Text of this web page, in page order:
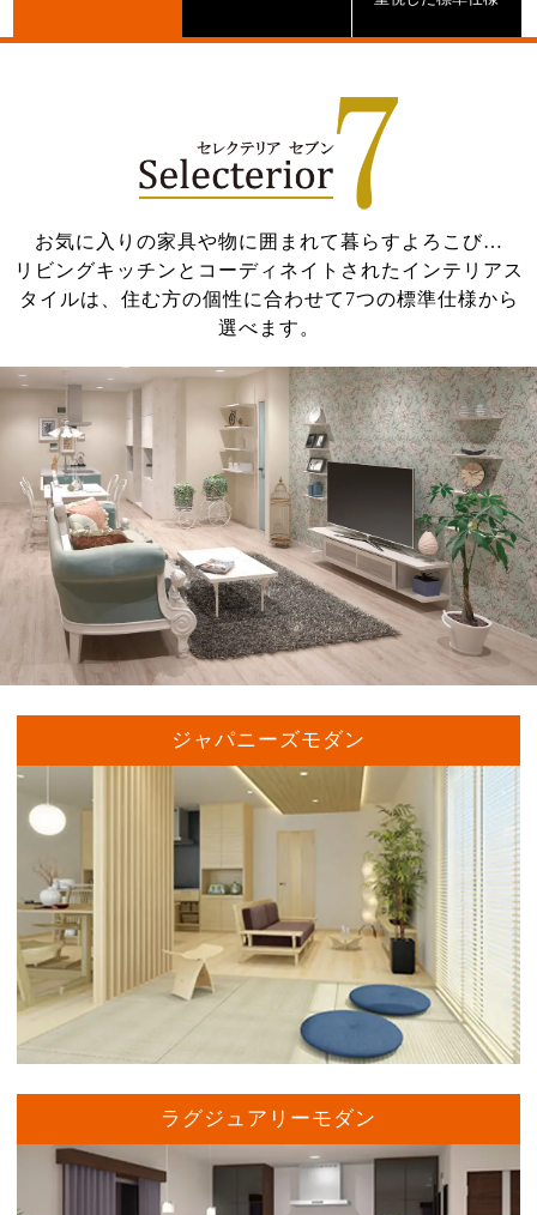
お気に入りの家具や物に囲まれて暮らすよろこび…
リビングキッチンとコーディネイトされたインテリアス
タイルは、住む方の個性に合わせて7つの標準仕様から
選べます。
ジャパニーズモダン
ラグジュアリーモダン